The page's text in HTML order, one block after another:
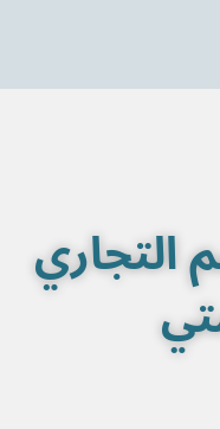
التجاري